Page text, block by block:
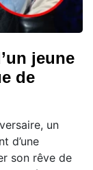
jeune
de
un
d’une
son rêve de